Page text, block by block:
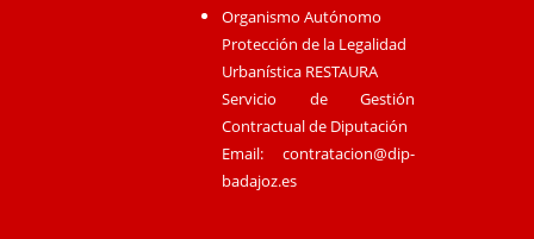
Organismo Autónomo
Protección de la Legalidad
Urbanística RESTAURA
Servicio de Gestión
Contractual de Diputación
Email:contratacion@dip-
badajoz.es